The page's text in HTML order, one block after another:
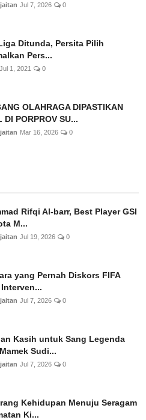
Jul 7, 2026 0
Ditunda, Persita Pilih
Pers...
Jul 1, 2021 0
OLAHRAGA DIPASTIKAN
DI PORPROV SU...
Mar 16, 2026 0
Rifqi Al-barr, Best Player GSI
M...
Jul 19, 2026 0
yang Pernah Diskors FIFA
Jul 7, 2026 0
Kasih untuk Sang Legenda
Sudi...
Jul 7, 2026 0
Kehidupan Menuju Seragam
Ki...